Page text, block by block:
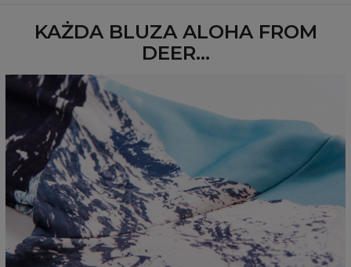
Mierzone na płasko
CM
XS S M L 3XL
4XL
A - Długość
67 68 69 70 71 73 75
78
B - Sz. klatki piersiowej
50 52 54 56 58 60 63
C - Długość rękawów
66 66 67 68 69
KAŻDA BLUZA ALOHA FROM
DEER...